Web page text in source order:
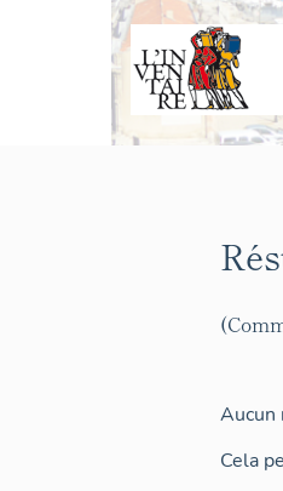
Aucun
Cela